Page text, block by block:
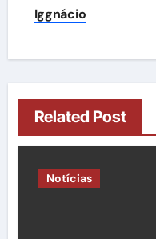
Iggnácio
Related Post
Notícias